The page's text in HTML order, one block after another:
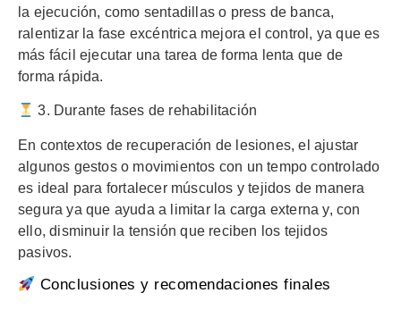
la ejecución, como sentadillas o press de banca,
ralentizar la fase excéntrica mejora el control, ya que es
más fácil ejecutar una tarea de forma lenta que de
forma rápida.
3. Durante fases de rehabilitación
En contextos de recuperación de lesiones, el ajustar
algunos gestos o movimientos con un tempo controlado
es ideal para fortalecer músculos y tejidos de manera
segura ya que ayuda a limitar la carga externa y, con
ello, disminuir la tensión que reciben los tejidos
pasivos.
Conclusiones y recomendaciones finales